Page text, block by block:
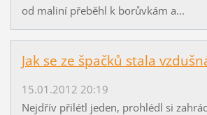
od maliní přeběhl k borůvkám a...
Jak se ze špačků stala
15.01.2012 20:19
Nejdřív přilétl jeden, prohlédl si